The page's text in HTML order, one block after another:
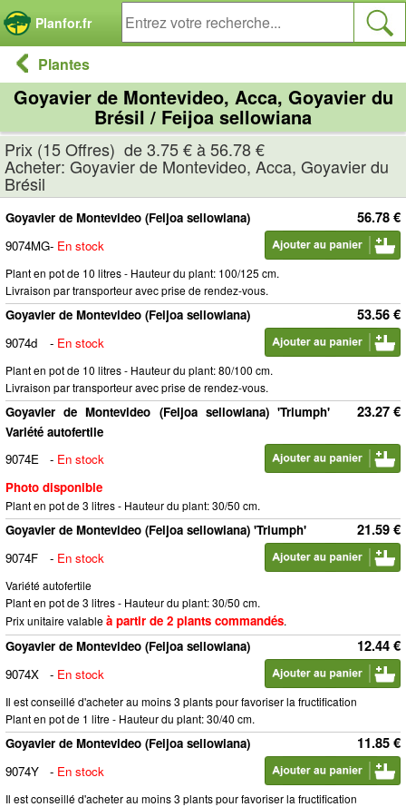
Planfor.fr
Plantes
Goyavier de Montevideo, Acca, Goyavier du
Brésil / Feijoa sellowiana
Prix (15 Offres) de 3.75 € à 56.78 €
Acheter: Goyavier de Montevideo, Acca, Goyavier du
Brésil
56.78 €
Goyavier de Montevideo (Feijoa sellowiana)
9074MG- En stock
Plant en pot de 10 litres - Hauteur du plant: 100/125 cm.
Livraison par transporteur avec prise de rendez-vous.
53.56 €
Goyavier de Montevideo (Feijoa sellowiana)
9074d
- En stock
Plant en pot de 10 litres - Hauteur du plant: 80/100 cm.
Livraison par transporteur avec prise de rendez-vous.
23.27 €
Goyavier de Montevideo (Feijoa sellowiana) 'Triumph'
Variété autofertile
9074E
- En stock
Photo disponible
Plant en pot de 3 litres - Hauteur du plant: 30/50 cm.
21.59 €
Goyavier de Montevideo (Feijoa sellowiana) 'Triumph'
9074F
- En stock
Variété autofertile
Plant en pot de 3 litres - Hauteur du plant: 30/50 cm.
Prix unitaire valableà partir de 2 plants commandés.
12.44 €
Goyavier de Montevideo (Feijoa sellowiana)
9074X
- En stock
Il est conseillé d'acheter au moins 3 plants pour favoriser la fructification
Plant en pot de 1 litre - Hauteur du plant: 30/40 cm.
11.85 €
Goyavier de Montevideo (Feijoa sellowiana)
9074Y
- En stock
Il est conseillé d'acheter au moins 3 plants pour favoriser la fructification
Panneau de gestion des cookies